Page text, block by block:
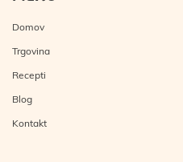
Domov
Trgovina
Recepti
Blog
Kontakt